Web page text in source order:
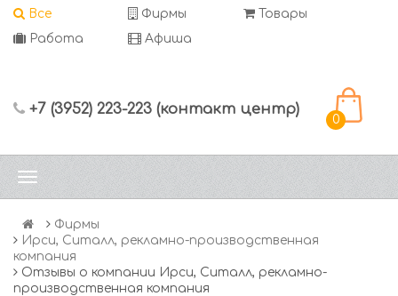
Все Фирмы
Товары
Работа
Афиша
+7 (3952) 223-223 (контакт центр)
0
Фирмы
Ирси, Ситалл, рекламно-производственная
компания
Отзывы о компании Ирси, Ситалл, рекламно-
производственная компания